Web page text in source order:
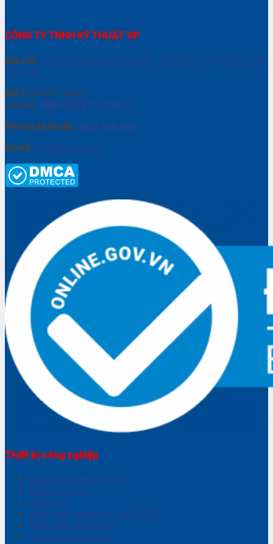
CÔNG TY TNHH KỸ THUẬT GP
Địa chỉ: 274/75 Nguyễn Văn Lượng, Phường 17, Quận Gò Vấp,
TP. HCM
MST: 0309115165
Hotline: 0906 7373 15 (Zalo)
Phòng kỹ thuật: 0937.188.996
Email: info@gptech.vn
Thiết bị công nghiệp
Máy bơm màng khí nén
Bơm hoá chất
Khớp nối
Bơm định lượng hoá chất SEKO
Bơm nước dân dụng
Van cổng Valvotubi